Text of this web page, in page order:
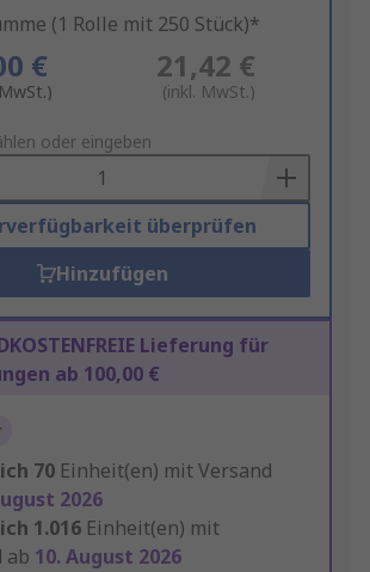
(1 Rolle mit 250 Stück)*
€ 21,42 €
(inkl. MwSt.)
oder eingeben
überprüfen
Hinzufügen
Lieferung für
ab 100,00 €
70 Einheit(en) mit Versand
2026
1.016 Einheit(en) mit
ab 10. August 2026